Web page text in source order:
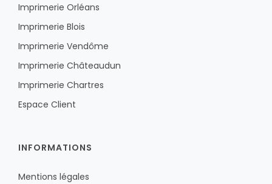
Imprimerie Orléans
Imprimerie Blois
Imprimerie Vendôme
Imprimerie Châteaudun
Imprimerie Chartres
Espace Client
INFORMATIONS
Mentions légales